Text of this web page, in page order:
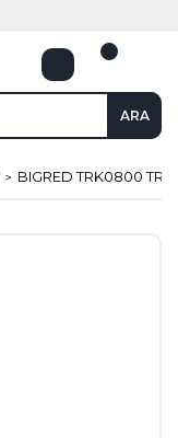
ARA
BIGRED TRK0800